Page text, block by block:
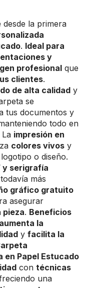
desde la primera
. Ideal para
y
profesional que
clientes.
de alta calidad y
se
tus documentos y
todo en
impresión en
colores vivos y
o diseño.
y serigrafía
más
gráfico gratuito
asegurar
pieza. Beneficios
aumenta la
y facilita la
en Papel Estucado
con técnicas
una